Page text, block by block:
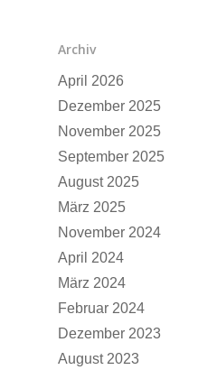
Archiv
April 2026
Dezember 2025
November 2025
September 2025
August 2025
März 2025
November 2024
April 2024
März 2024
Februar 2024
Dezember 2023
August 2023